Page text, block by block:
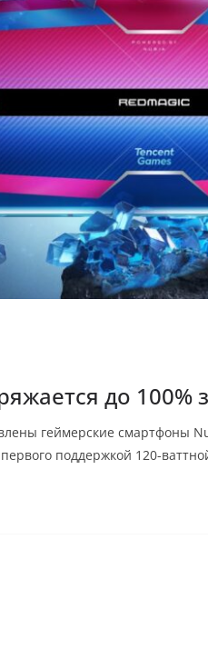
до 100%
геймерские смартфоны
поддержкой 120-